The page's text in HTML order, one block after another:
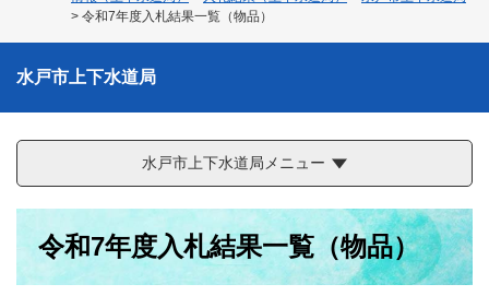
> 令和7年度入札結果一覧（物品）
水戸市上下水道局
水戸市上下水道局メニュー
令和7年度入札結果一覧（物品）